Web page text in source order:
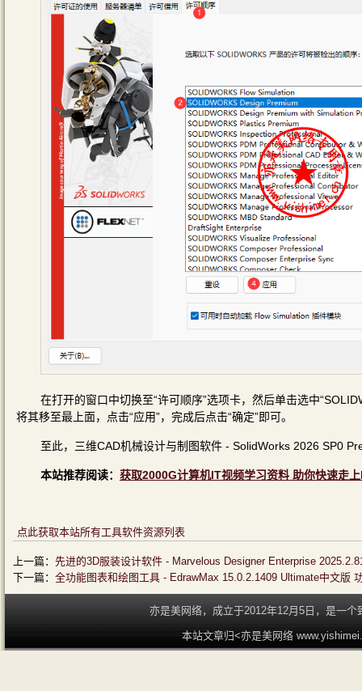
在打开的窗口中切换至“许可顺序”选项卡，然后单击选中
将其移至最上面，点击“应用”，完成后点击“确定”即可。
至此，三维CAD机械设计与制图软件 - SolidWorks 2026 SP0
本站推荐阅读： 获取2000G计算机IT视频学习资料 助你快速走
点此获取本站所有工具软件资源列表
上一篇： 先进的3D服装设计软件 - Marvelous Designer Enterprise
下一篇： 全功能图表和绘图工具 - EdrawMax 15.0.2.1409 Ultimate中文版
亦是美网络，成立于2012年12月5日，是一
本站文章归<亦是美网络